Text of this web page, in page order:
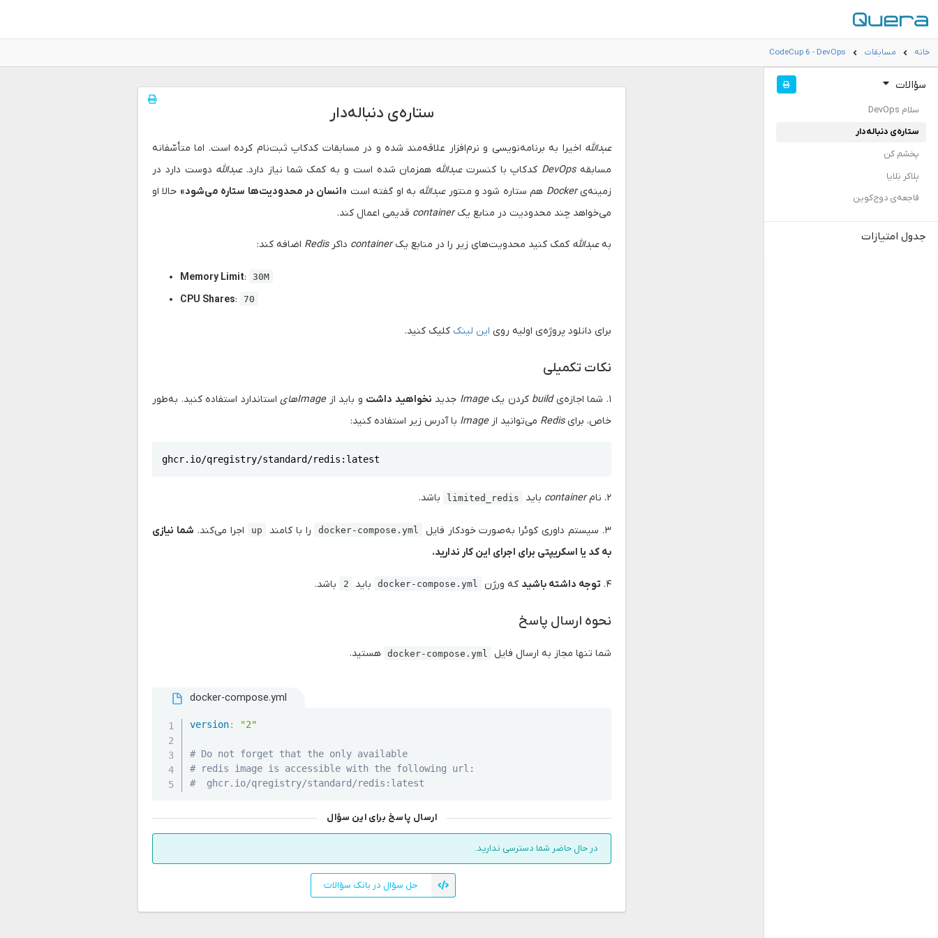
خانه مسابقات CodeCup 6 - DevOps
سؤالات
سلام DevOps
ستاره‌ی دنباله‌دار
پخشم کن
بِلاکر بَلایا
فاجعه‌ی دوج‌کوین
جدول امتیازات
ستاره‌ی دنباله‌دار
عبدالله اخیرا به برنامه‌نویسی و نرم‌افزار علاقه‌مند شده و در مسابقات کدکاپ ثبت‌نام کرده است. اما متأسّفانه
مسابقهDevOps کدکاپ با کنسرتعبدالله همزمان شده است و به کمک شما نیاز دارد.عبدالله دوست دارد در
زمینه‌یDocker هم ستاره شود و منتورعبدالله به او گفته است «انسان در محدودیت‌ها ستاره می‌شود» حالا او
می‌خواهد چند محدودیت در منابع یکcontainer قدیمی اعمال کند.
بهعبدالله کمک کنید محدویت‌های زیر را در منابع یکcontainer داکرRedis اضافه کند:
Memory Limit: 30M
CPU Shares: 70
برای دانلود پروژه‌ی اولیه روی این لینک کلیک کنید.
نکات تکمیلی
۱. شما اجازه‌ی build کردن یکImage جدید نخواهید داشت و باید ازImageهای
استاندارد استفاده کنید. به‌طور
خاص، برایRedis می‌توانید ازImage با آدرس زیر استفاده کنید:
ghcr.io/qregistry/standard/redis:latest
۲. نام container باید limited_redis باشد.
۳. سیستم داوری کوئرا به‌صورت خودکار فایل docker-compose.yml را با کامند up اجرا می‌کند. شما نیازی
به کد یا اسکریپتی برای اجرای این کار ندارید.
۴. توجه داشته باشید که ورژن docker-compose.yml باید 2 باشد.
نحوه ارسال پاسخ
شما تنها مجاز به ارسال فایل docker-compose.yml هستید.
docker-compose.yml
version: "2"
# Do not forget that the only available
# redis image is accessible with the following url:
#  ghcr.io/qregistry/standard/redis:latest
ارسال پاسخ برای این سؤال
در حال حاضر شما دسترسی ندارید.
حل سؤال در بانک سؤالات